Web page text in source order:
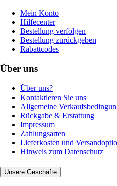
Mein Konto
Hilfecenter
Bestellung verfolgen
Bestellung zurückgeben
Rabattcodes
Über uns
Über uns?
Kontaktieren Sie uns
Allgemeine
Rückgabe & Erstattung
Impressum
Zahlungsarten
Lieferkosten und
Hinweis zum Datenschutz
Unsere Geschäfte